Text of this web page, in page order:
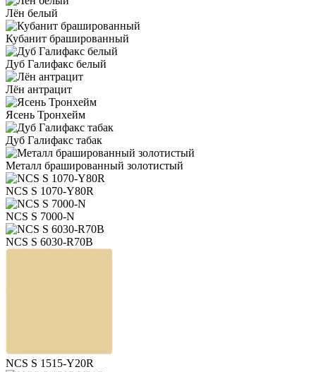
Лён белый
Кубанит брашированный
Дуб Галифакс белый
Лён антрацит
Ясень Тронхейм
Дуб Галифакс табак
Металл брашированный золотистый
NCS S 1070-Y80R
NCS S 7000-N
NCS S 6030-R70B
NCS S 1515-Y20R